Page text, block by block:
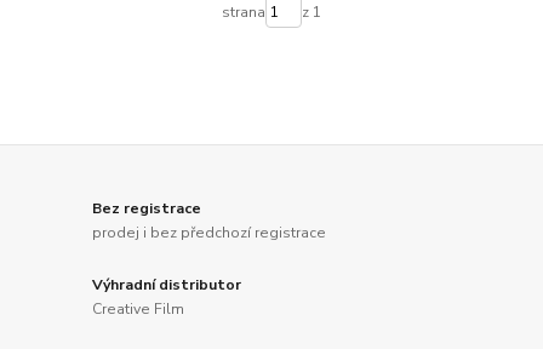
strana z 1
Bez registrace
prodej i bez předchozí registrace
Výhradní distributor
Creative Film